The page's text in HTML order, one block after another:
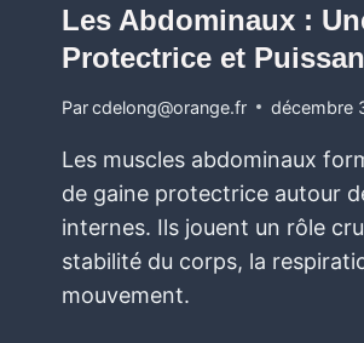
Les Abdominaux :
Protectrice et
Parcdelong@orange.fr décembre
Les muscles abdominaux
de gaine protectrice autour
internes. Ils jouent un rôle
stabilité du corps, la
mouvement.